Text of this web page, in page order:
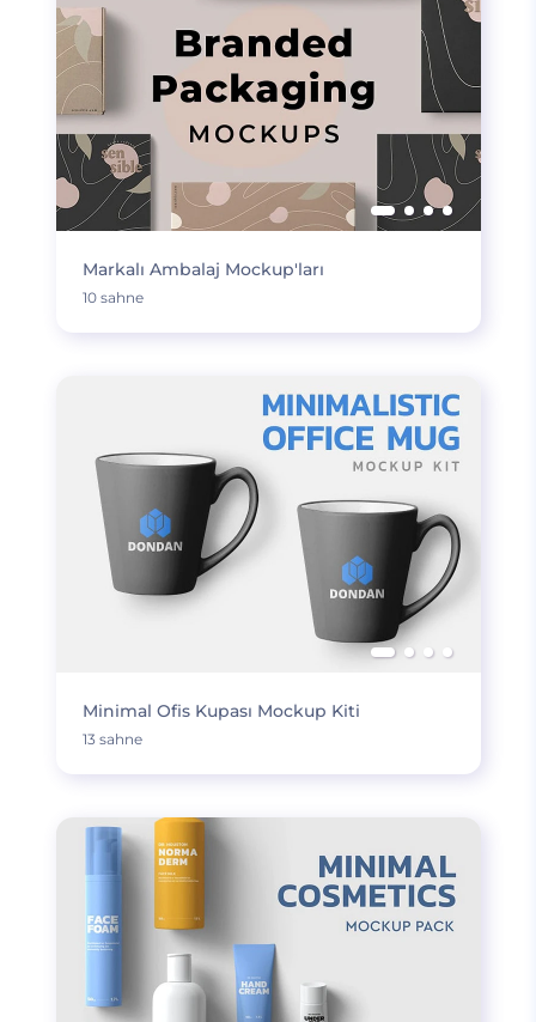
Markalı Ambalaj Mockup'ları
10 sahne
Minimal Ofis Kupası Mockup Kiti
13 sahne